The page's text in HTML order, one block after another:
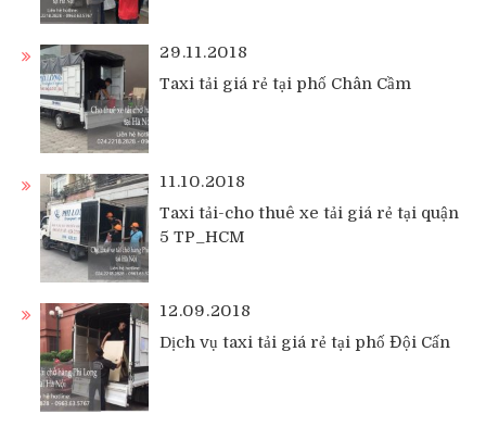
29.11.2018
Taxi tải giá rẻ tại phố Chân Cầm
11.10.2018
Taxi tải-cho thuê xe tải giá rẻ tại quận
5 TP_HCM
12.09.2018
Dịch vụ taxi tải giá rẻ tại phố Đội Cấn